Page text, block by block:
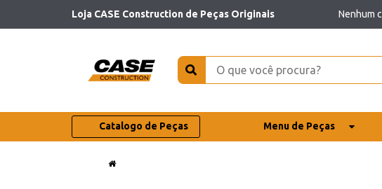
Loja CASE Construction de Peças Originais Nenhum
Catalogo de Peças Menu de Peças